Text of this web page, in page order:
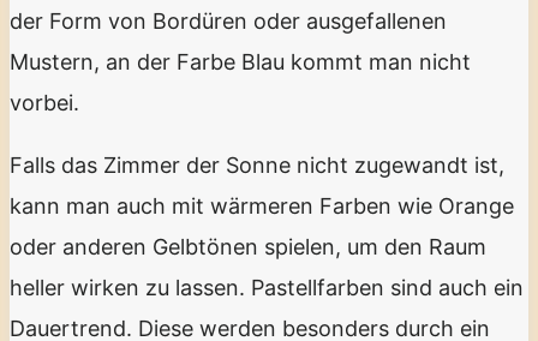
der Form von Bordüren oder ausgefallenen
Mustern, an der Farbe Blau kommt man nicht
vorbei.
Falls das Zimmer der Sonne nicht zugewandt ist,
kann man auch mit wärmeren Farben wie Orange
oder anderen Gelbtönen spielen, um den Raum
heller wirken zu lassen. Pastellfarben sind auch ein
Dauertrend. Diese werden besonders durch ein